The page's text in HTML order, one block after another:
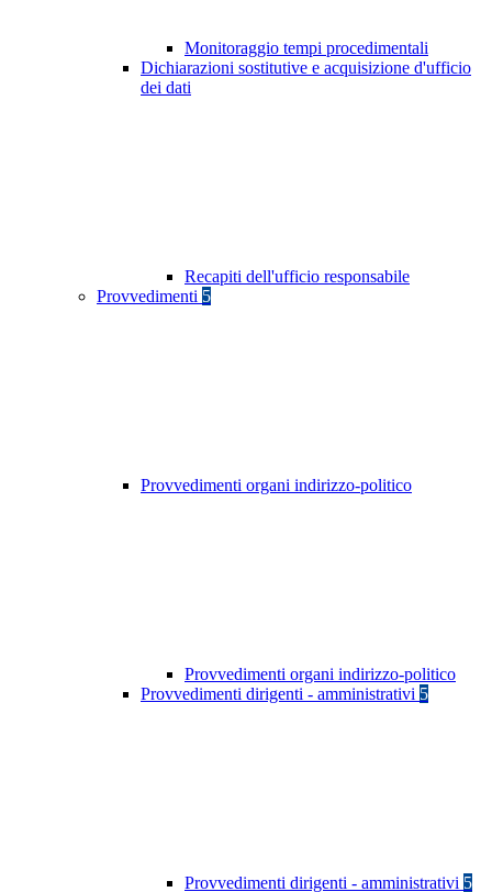
Monitoraggio tempi procedimentali
Dichiarazioni sostitutive e acquisizione d'ufficio
dei dati
Recapiti dell'ufficio responsabile
Provvedimenti 5
Provvedimenti organi indirizzo-politico
Provvedimenti organi indirizzo-politico
Provvedimenti dirigenti - amministrativi 5
Provvedimenti dirigenti - amministrativi 5